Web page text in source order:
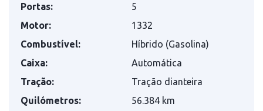
Portas:
5
Motor:
1332
Combustível:
Híbrido (Gasolina)
Caixa:
Automática
Tração:
Tração dianteira
Quilómetros:
56.384 km